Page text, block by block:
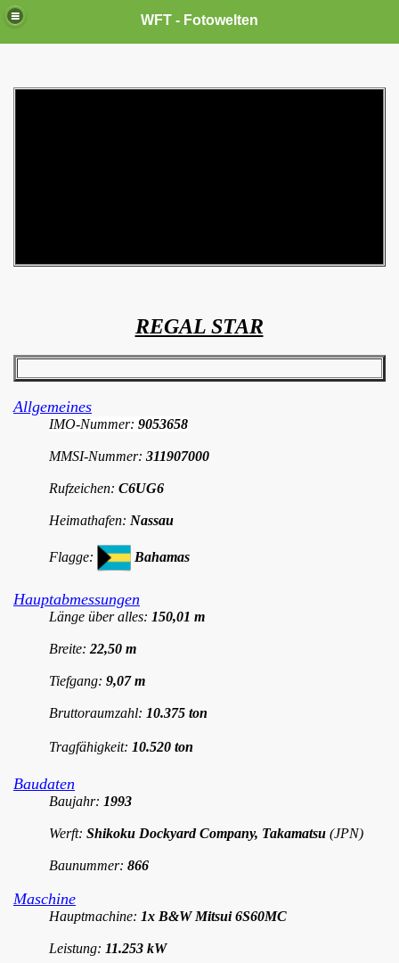
WFT - Fotowelten
REGAL STAR
Allgemeines
IMO-Nummer: 9053658
MMSI-Nummer: 311907000
Rufzeichen: C6UG6
Heimathafen: Nassau
Flagge: Bahamas
Hauptabmessungen
Länge über alles: 150,01 m
Breite: 22,50 m
Tiefgang: 9,07 m
Bruttoraumzahl: 10.375 ton
Tragfähigkeit: 10.520 ton
Baudaten
Baujahr: 1993
Werft: Shikoku Dockyard Company, Takamatsu (JPN)
Baunummer: 866
Maschine
Hauptmachine: 1x B&W Mitsui 6S60MC
Leistung: 11.253 kW